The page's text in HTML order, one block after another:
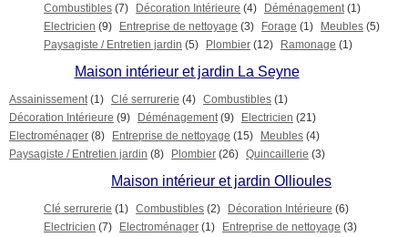
Combustibles (7) Décoration Intérieure (4) Déménagement (1)
Electricien (9) Entreprise de nettoyage (3) Forage (1) Meubles (5)
Paysagiste / Entretien jardin (5) Plombier (12) Ramonage (1)
Maison intérieur et jardin La Seyne
Assainissement (1) Clé serrurerie (4) Combustibles (1)
Décoration Intérieure (9) Déménagement (9) Electricien (21)
Electroménager (8) Entreprise de nettoyage (15) Meubles (4)
Paysagiste / Entretien jardin (8) Plombier (26) Quincaillerie (3)
Maison intérieur et jardin Ollioules
Clé serrurerie (1) Combustibles (2) Décoration Intérieure (6)
Electricien (7) Electroménager (1) Entreprise de nettoyage (3)